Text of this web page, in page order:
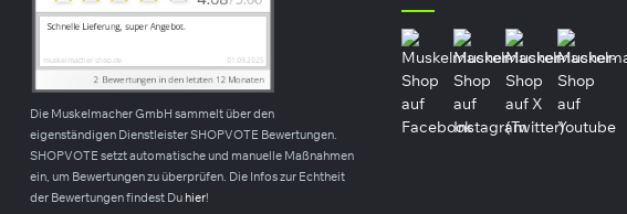
Die Muskelmacher GmbH sammelt über den
eigenständigen Dienstleister SHOPVOTE Bewertungen.
SHOPVOTE setzt automatische und manuelle Maßnahmen
ein, um Bewertungen zu überprüfen. Die Infos zur Echtheit
der Bewertungen findest Du hier!